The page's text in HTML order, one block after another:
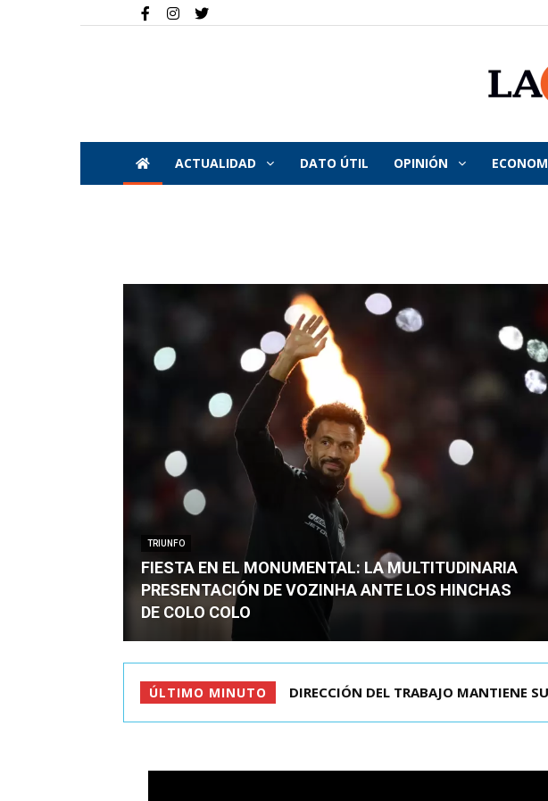
ACTUALIDAD DATO ÚTIL OPINIÓN
TRIUNFO
FIESTA EN EL MONUMENTAL: LA MULTITUDINARIA
PRESENTACIÓN DE VOZINHA ANTE LOS HINCHAS
DE COLO COLO
ÚLTIMO MINUTO DIRECCIÓN DEL TRABAJO MANTIENE